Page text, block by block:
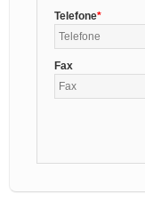
Telefone
Fax